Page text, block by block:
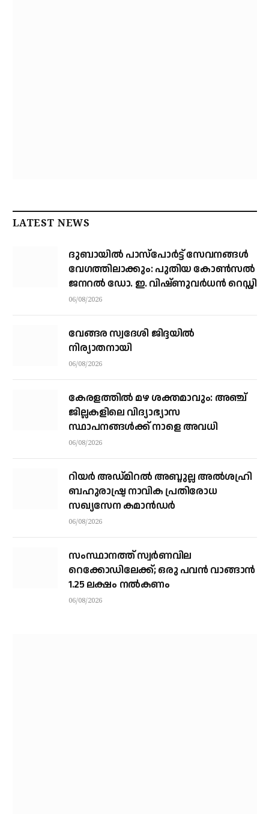
LATEST NEWS
ദുബായിൽ പാസ്‌പോർട്ട് സേവനങ്ങൾ
വേഗത്തിലാക്കും: പുതിയ കോൺസൽ
ജനറൽ ഡോ. ഇ. വിഷ്ണുവർധൻ റെഡ്ഡി
06/08/2026
വേങ്ങര സ്വദേശി ജിദ്ദയിൽ
നിര്യാതനായി
06/08/2026
കേരളത്തില്‍ മഴ ശക്തമാവും: അഞ്ച്
ജില്ലകളിലെ വിദ്യാഭ്യാസ
സ്ഥാപനങ്ങള്‍ക്ക് നാളെ അവധി
06/08/2026
റിയര്‍ അഡ്മിറല്‍ അബ്ദുല്ല അല്‍ശഹ്രി
ബഹുരാഷ്ട്ര നാവിക പ്രതിരോധ
സഖ്യസേന കമാന്‍ഡര്‍
06/08/2026
സംസ്ഥാനത്ത് സ്വര്‍ണവില
റെക്കോഡിലേക്ക്; ഒരു പവന്‍ വാങ്ങാന്‍
1.25 ലക്ഷം നല്‍കണം
06/08/2026